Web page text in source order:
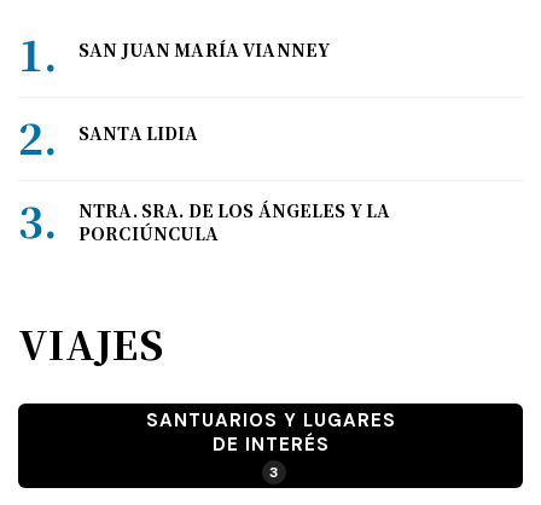
SAN JUAN MARÍA VIANNEY
SANTA LIDIA
NTRA. SRA. DE LOS ÁNGELES Y LA
PORCIÚNCULA
VIAJES
SANTUARIOS Y LUGARES
DE INTERÉS
3